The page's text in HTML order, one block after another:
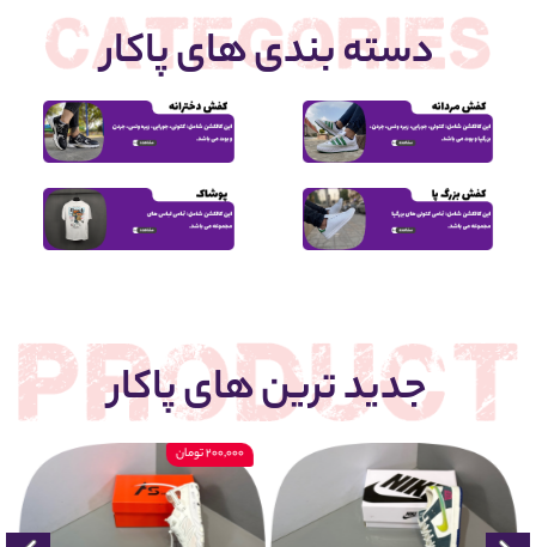
دسته بندی های پاکار
جدید ترین های پاکار
200,000 تومان